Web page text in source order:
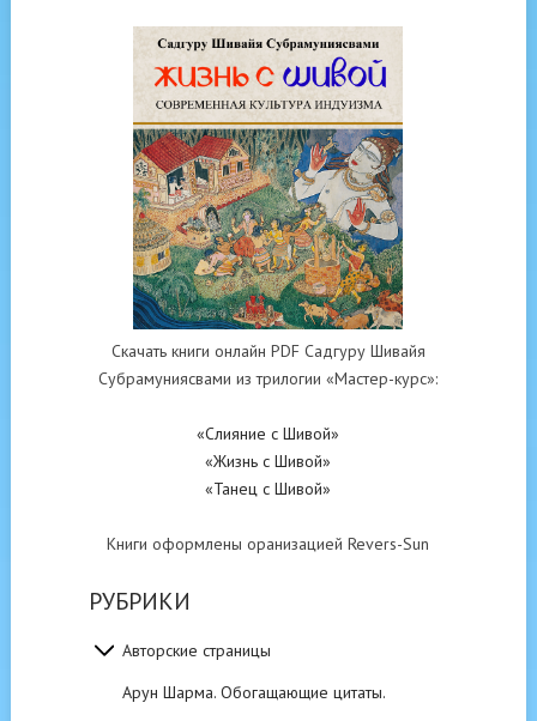
Скачать книги онлайн PDF Садгуру Шивайя
Субрамуниясвами из трилогии «Мастер-курс»:
«Слияние с Шивой»
«Жизнь с Шивой»
«Танец с Шивой»
Книги оформлены оранизацией Revers-Sun
РУБРИКИ
Авторские страницы
Арун Шарма. Обогащающие цитаты.